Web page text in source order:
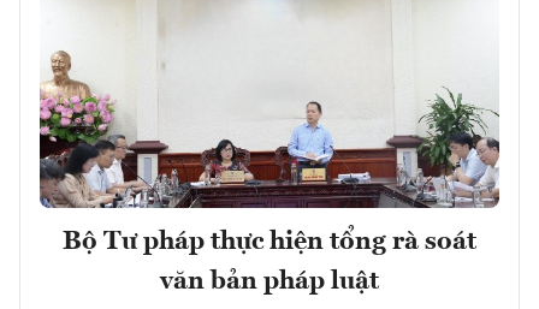
Bộ Tư pháp thực hiện tổng rà soát
văn bản pháp luật